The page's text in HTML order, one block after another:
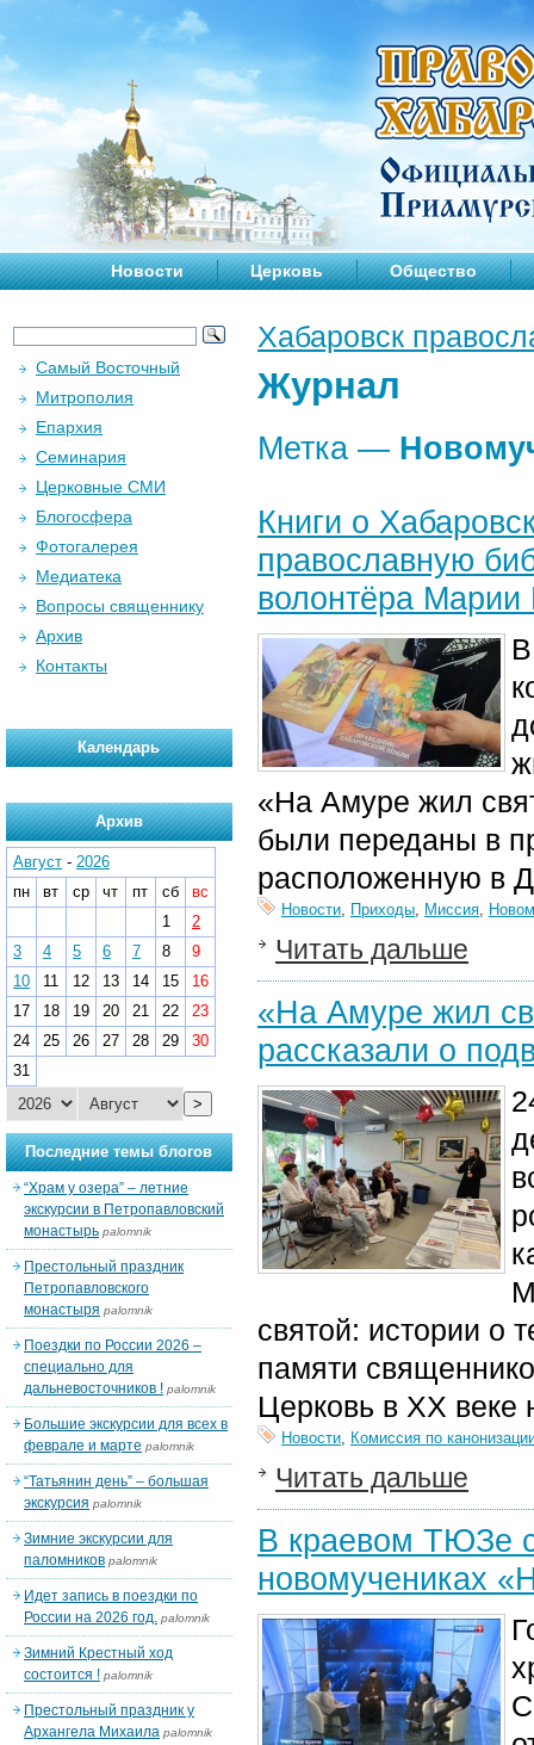
Новости Церковь Общество
Хабаровск
Журнал
Метка —
Книги о
православную
волонтёра Марии
«На Амуре жил
были переданы в
расположенную в
Новости, Приходы, Миссия,
Читать дальше
«На Амуре жил
рассказали о
святой: истории о
памяти
Церковь в XX веке
Новости, Комиссия по
Читать дальше
В краевом ТЮЗе
новомучениках
Самый Восточный
Митрополия
Епархия
Семинария
Церковные СМИ
Блогосфера
Фотогалерея
Медиатека
Вопросы священнику
Архив
Контакты
Календарь
Архив
Август - 2026
пн
вт ср чт пт сб
вс
1
2
3
4 5 6 7 8
9
10
11 12 13 14 15
16
17
18 19 20 21 22
23
24
25 26 27 28 29
30
31
>
Последние темы блогов
“Храм у озера” – летние
экскурсии в Петропавловский
монастырь palomnik
Престольный праздник
Петропавловского
монастыря palomnik
Поездки по России 2026 –
специально для
дальневосточников ! palomnik
Большие экскурсии для всех в
феврале и марте palomnik
“Татьянин день” – большая
экскурсия palomnik
Зимние экскурсии для
паломников palomnik
Идет запись в поездки по
России на 2026 год. palomnik
Зимний Крестный ход
состоится ! palomnik
Престольный праздник у
Архангела Михаила palomnik